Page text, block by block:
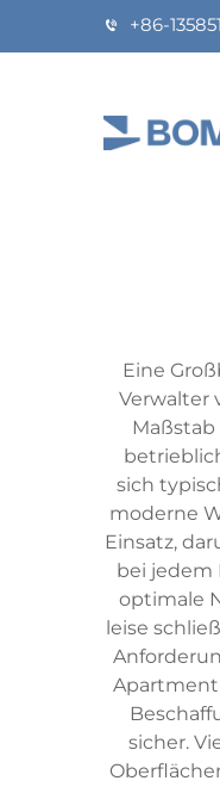
+86-
Eine
Verwalter
sich
moderne
Einsatz,
bei jedem
optimale
leise
sicher.